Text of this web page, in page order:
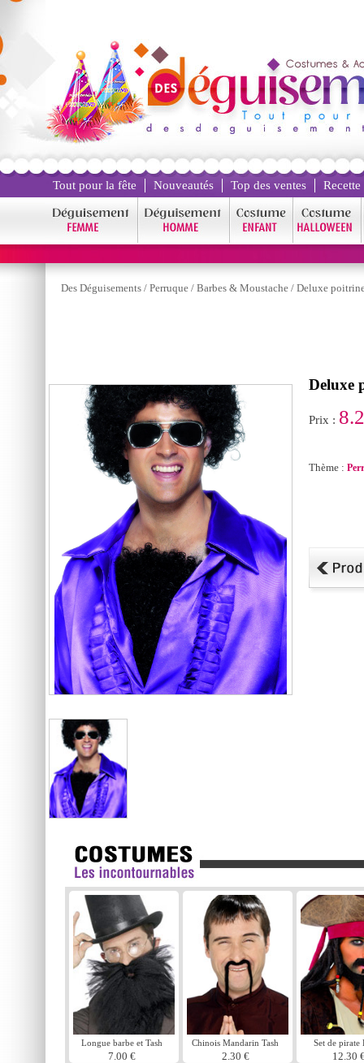
Tout pour la fête Nouveautés Top des ventes
Des Déguisements / Perruque / Barbes & Moustache / Deluxe
Deluxe
Prix :
Thème :
Longue barbe et Tash
noir
7.00 €
Chinois Mandarin Tash
noir
2.30 €
Set de pirate
12.30